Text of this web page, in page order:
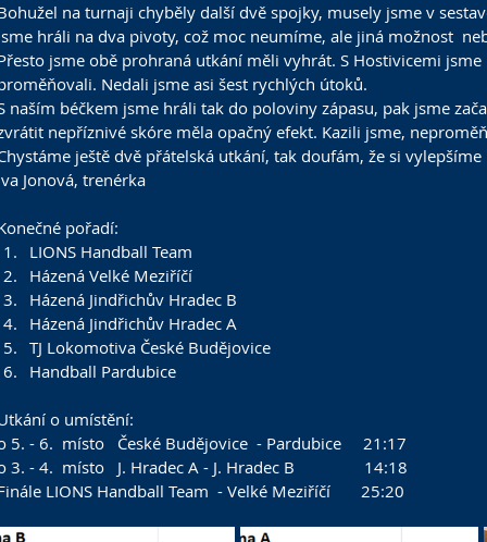
na turnaji chyběly další dvě spojky, musely jsme v
hráli na dva pivoty, což moc neumíme, ale jiná možnost
jsme obě prohraná utkání měli vyhrát. S Hostivicemi
Nedali jsme asi šest rychlých útoků.
naším béčkem jsme hráli tak do poloviny zápasu, pak jsme
nepříznivé skóre měla opačný efekt. Kazili jsme,
ještě dvě přátelská utkání, tak doufám, že si
Jonová, trenérka
pořadí:
LIONS Handball Team
Házená Velké Meziříčí
Házená Jindřichův Hradec B
Házená Jindřichův Hradec A
TJ Lokomotiva České Budějovice
Handball Pardubice
o umístění:
5. - 6.  místo   České Budějovice  - Pardubice     21:17
3. - 4.  místo   J. Hradec A - J. Hradec B                14:18
LIONS Handball Team  - Velké Meziříčí       25:20